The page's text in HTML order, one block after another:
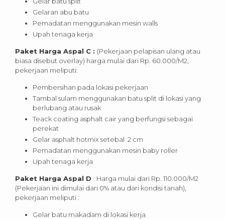
Gelaran abu batu
Pemadatan menggunakan mesin walls
Upah tenaga kerja
Paket Harga Aspal C : (Pekerjaan pelapisan ulang atau
biasa disebut overlay) harga mulai dari Rp. 60.000/M2,
pekerjaan meliputi:
Pembersihan pada lokasi pekerjaan
Tambal sulam menggunakan batu split di lokasi yang
berlubang atau rusak
Teack coating asphalt cair yang berfungsi sebagai
perekat
Gelar asphalt hotmix setebal 2 cm
Pemadatan menggunakan mesin baby roller
Upah tenaga kerja
Paket Harga Aspal D : Harga mulai dari Rp. 110.000/M2
(Pekerjaan ini dimulai dari 0% atau dari kondisi tanah),
pekerjaan meliputi :
Gelar batu makadam di lokasi kerja